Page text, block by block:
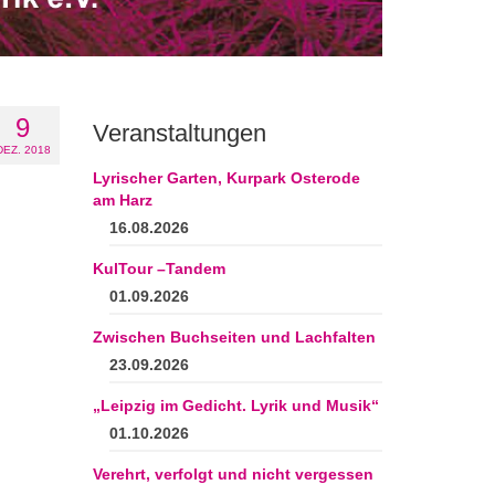
9
2018
Veranstaltungen
Lyrischer Garten, Kurpark Osterode
am Harz
16.08.2026
KulTour –Tandem
01.09.2026
Zwischen Buchseiten und Lachfalten
23.09.2026
„Leipzig im Gedicht. Lyrik und Musik“
01.10.2026
Verehrt, verfolgt und nicht vergessen